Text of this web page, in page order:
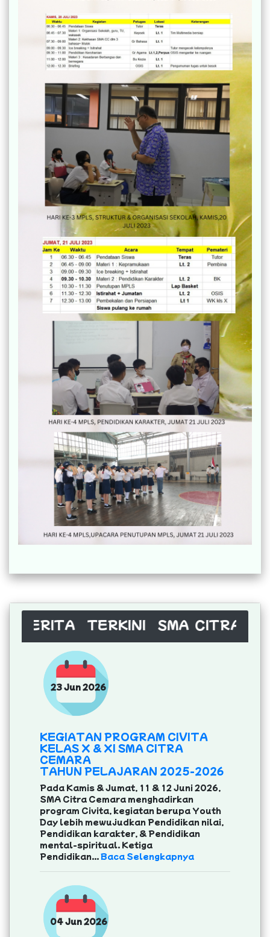
TERKINI SMA CITRA CEMARA
23 Jun 2026
KEGIATAN PROGRAM CIVITA
KELAS X & XI SMA CITRA
CEMARA
TAHUN PELAJARAN 2025-2026
Pada Kamis & Jumat, 11 & 12 Juni 2026,
SMA Citra Cemara menghadirkan
program Civita, kegiatan berupa Youth
Day lebih mewujudkan Pendidikan nilai,
Pendidikan karakter, & Pendidikan
mental-spiritual. Ketiga
Pendidikan...Baca Selengkapnya
04 Jun 2026